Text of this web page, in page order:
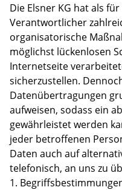
Die Elsner KG hat als
Verantwortlicher
organisatorische
möglichst lückenlosen
Internetseite
sicherzustellen.
Datenübertragungen
aufweisen, sodass ein
gewährleistet werden
jeder betroffenen
Daten auch auf
telefonisch, an uns zu
1.